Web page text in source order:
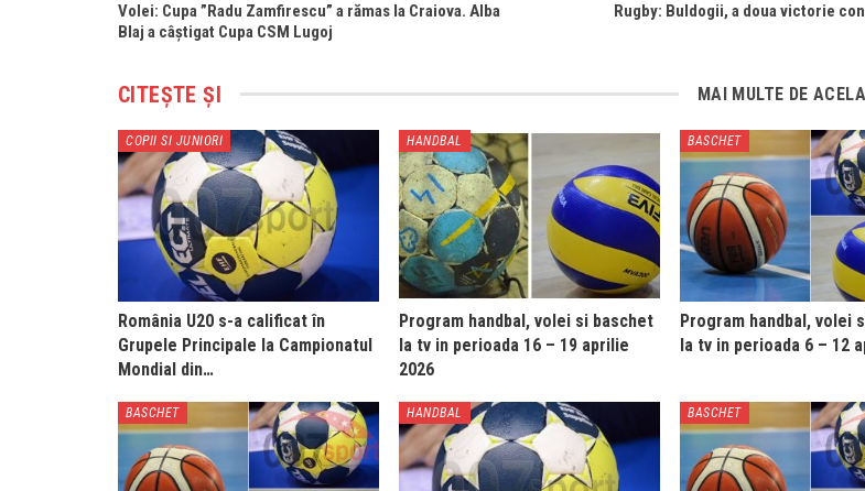
Volei: Cupa ”Radu Zamfirescu” a rămas la Craiova. Alba
Blaj a câștigat Cupa CSM Lugoj
Rugby: Buldogii, a doua victorie
CITEȘTE ȘI MAI MULTE DE
COPII SI JUNIORI
România U20 s-a calificat în
Grupele Principale la Campionatul
Mondial din…
HANDBAL
Program handbal, volei si baschet
la tv in perioada 16 – 19 aprilie
2026
BASCHET
Program handbal, volei
la tv in perioada 6 – 12
BASCHET HANDBAL BASCHET